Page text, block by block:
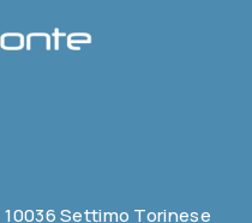
10036 Settimo Torinese